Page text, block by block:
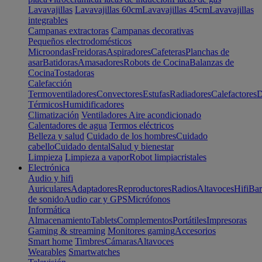
Lavavajillas Lavavajillas 60cmLavavajillas 45cmLavavajillas
integrables
Campanas extractoras Campanas decorativas
Pequeños electrodomésticos
MicroondasFreidorasAspiradoresCafeterasPlanchas de
asarBatidorasAmasadoresRobots de CocinaBalanzas de
CocinaTostadoras
Calefacción
TermoventiladoresConvectoresEstufasRadiadoresCalefactores
TérmicosHumidificadores
Climatización Ventiladores Aire acondicionado
Calentadores de agua Termos eléctricos
Belleza y salud Cuidado de los hombresCuidado
cabelloCuidado dentalSalud y bienestar
Limpieza Limpieza a vaporRobot limpiacristales
Electrónica
Audio y hifi
AuricularesAdaptadoresReproductoresRadiosAltavocesHifi
de sonidoAudio car y GPSMicrófonos
Informática
AlmacenamientoTabletsComplementosPortátilesImpresoras
Gaming & streaming Monitores gamingAccesorios
Smart home TimbresCámarasAltavoces
Wearables Smartwatches